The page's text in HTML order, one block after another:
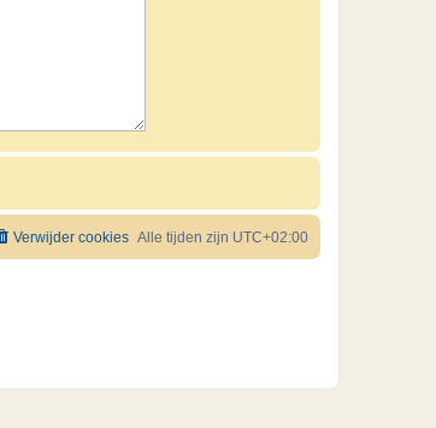
Alle tijden zijn UTC+02:00
Verwijder cookies